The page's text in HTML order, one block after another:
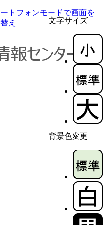
文字サイズ
背景色変更
トフォンモードで画面を
え